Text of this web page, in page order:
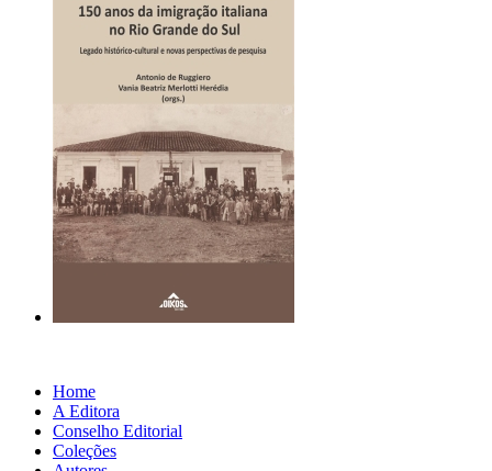
Home
A Editora
Conselho Editorial
Coleções